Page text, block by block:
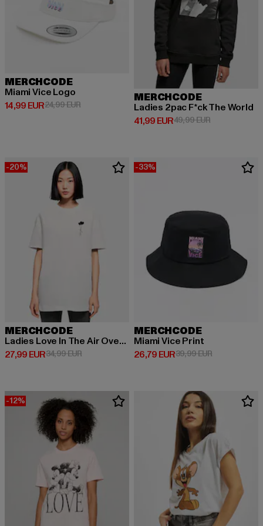
MERCHCODE
Miami Vice Logo
14,99 EUR
Derzeitiger Preis: 14,99 EUR
24,99 EURAktionspreis: 24,99 EUR
MERCHCODE
Ladies 2pac F*ck The World
41,99 EUR
Derzeitiger Preis: 41,99 EUR
49,99 EURAktionspreis:
-20%
MERCHCODE
Ladies Love In The Air Oversized Boyfriend Tee
27,99 EUR
Derzeitiger Preis: 27,99 EUR
34,99 EURAktionspreis: 34,99 EUR
-33%
MERCHCODE
Miami Vice Print
26,79 EUR
Derzeitiger Preis: 26,79 EUR
39,99 EURAktionspreis:
-12%